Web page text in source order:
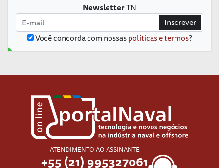
NewsletterTN
Você concorda com nossaspolíticas e termos?
Inscrever
ATENDIMENTO AO ASSINANTE
+55 (21) 995327061